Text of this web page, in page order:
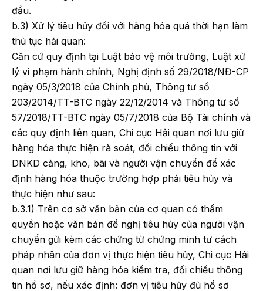
đầu.
b.3) Xử lý tiêu hủy đối với hàng hóa quá thời hạn làm
thủ tục hải quan:
Căn cứ quy định tại Luật bảo vệ môi trường, Luật xử
lý vi phạm hành chính, Nghị định số 29/2018/NĐ-CP
ngày 05/3/2018 của Chính phủ, Thông tư số
203/2014/TT-BTC ngày 22/12/2014 và Thông tư số
57/2018/TT-BTC ngày 05/7/2018 của Bộ Tài chính và
các quy định liên quan, Chi cục Hải quan nơi lưu giữ
hàng hóa thực hiện rà soát, đối chiếu thông tin với
DNKD cảng, kho, bãi và người vận chuyển để xác
định hàng hóa thuộc trường hợp phải tiêu hủy và
thực hiện như sau:
b.3.1) Trên cơ sở văn bản của cơ quan có thẩm
quyền hoặc văn bản đề nghị tiêu hủy của người vận
chuyển gửi kèm các chứng từ chứng minh tư cách
pháp nhân của đơn vị thực hiện tiêu hủy, Chi cục Hải
quan nơi lưu giữ hàng hóa kiểm tra, đối chiếu thông
tin hồ sơ, nếu xác định: đơn vị tiêu hủy đủ hồ sơ